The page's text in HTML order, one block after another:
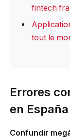
fintech
tout le
Errores
en
Confundir